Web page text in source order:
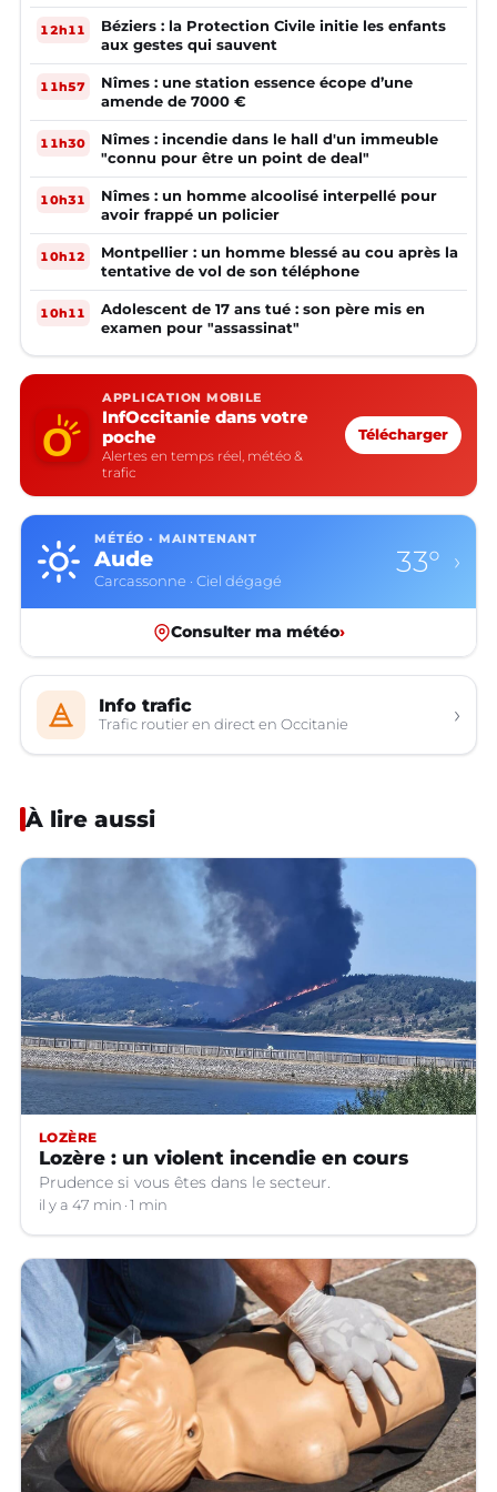
12h11
Béziers : la Protection Civile initie les enfants
aux gestes qui sauvent
11h57
Nîmes : une station essence écope d’une
amende de 7000 €
11h30
Nîmes : incendie dans le hall d'un immeuble
"connu pour être un point de deal"
10h31
Nîmes : un homme alcoolisé interpellé pour
avoir frappé un policier
10h12
Montpellier : un homme blessé au cou après la
tentative de vol de son téléphone
10h11
Adolescent de 17 ans tué : son père mis en
examen pour "assassinat"
APPLICATION MOBILE
InfOccitanie dans votre
poche
Alertes en temps réel, météo &
trafic
Télécharger
MÉTÉO · MAINTENANT
Aude
Carcassonne · Ciel dégagé
33° ›
Consulter ma météo›
Info trafic
Trafic routier en direct en Occitanie ›
À lire aussi
LOZÈRE
Lozère : un violent incendie en cours
Prudence si vous êtes dans le secteur.
il y a 47 min 1 min